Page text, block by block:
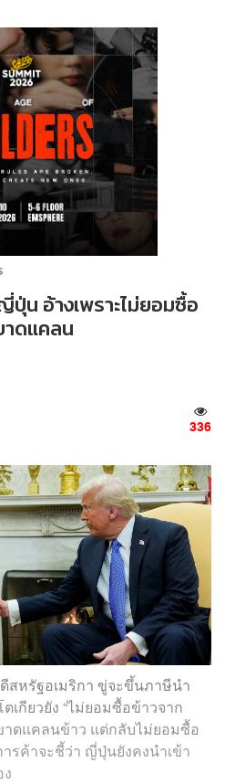
น อ้างเพราะไม่ยอมซื้อ
ดแคลน
336
สหรัฐอเมริกา ขู่จะขึ้นภาษีนำ
กียวยัง “ไม่ยอมซื้อข้าวจาก
าดแคลนข้าว แต่กลับไม่ยอมซื้อ
รค้าจะชี้ว่า ญี่ปุ่นยังคงนำเข้า